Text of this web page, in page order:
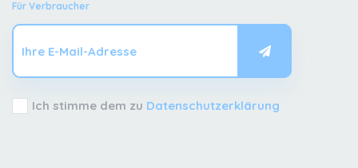
Für Verbraucher
Ich stimme dem zu Datenschutzerklärung